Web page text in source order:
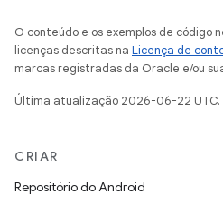
O conteúdo e os exemplos de código
licenças descritas na Licença de
marcas registradas da Oracle e/ou
Última atualização 2026-06-22 UTC.
CRIAR
Repositório do Android